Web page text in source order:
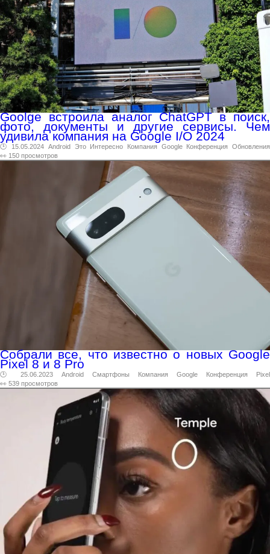
Goolge встроила аналог ChatGPT в поиск,
фото, документы и другие сервисы. Чем
удивила компания на Google I/O 2024
🕑 15.05.2024 Android Это Интересно Компания Google Конференция Обновления
👀 150 просмотров
Собрали все, что известно о новых Google
Pixel 8 и 8 Pro
🕑 25.06.2023 Android Смартфоны Компания Google Конференция
Pixel
👀 539 просмотров